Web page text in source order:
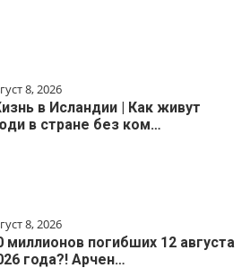
8, 2026
в Исландии | Как живут
в стране без ком…
8, 2026
миллионов погибших 12 августа
года?! Арчен…